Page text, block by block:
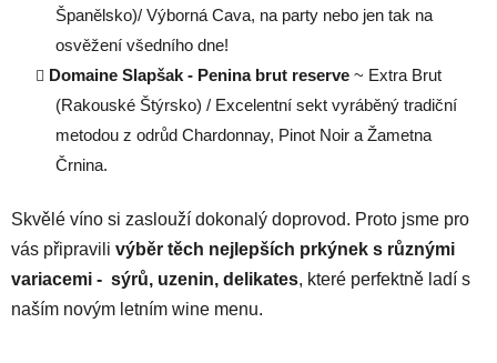
Španělsko)/ Výborná Cava, na party nebo jen tak na
osvěžení všedního dne!
Domaine Slapšak - Penina brut reserve ~ Extra Brut
(Rakouské Štýrsko) / Excelentní sekt vyráběný tradiční
metodou z odrůd Chardonnay, Pinot Noir a Žametna
Črnina.
Skvělé víno si zaslouží dokonalý doprovod. Proto jsme pro
vás připravili výběr těch nejlepších prkýnek s různými
variacemi - sýrů, uzenin, delikates, které perfektně ladí s
naším novým letním wine menu.